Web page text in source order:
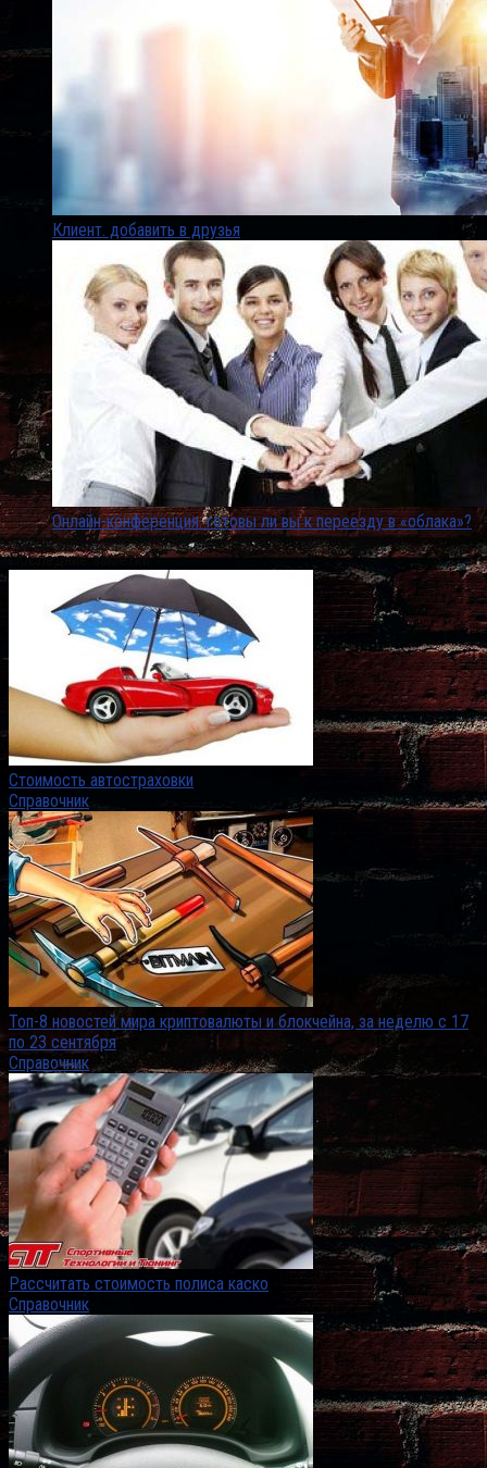
Клиент. добавить в друзья
Онлайн-конференция: готовы ли вы к переезду в «облака»?
Последние заметки
Стоимость автостраховки
Справочник
Топ-8 новостей мира криптовалюты и блокчейна, за неделю с 17
по 23 сентября
Справочник
Рассчитать стоимость полиса каско
Справочник